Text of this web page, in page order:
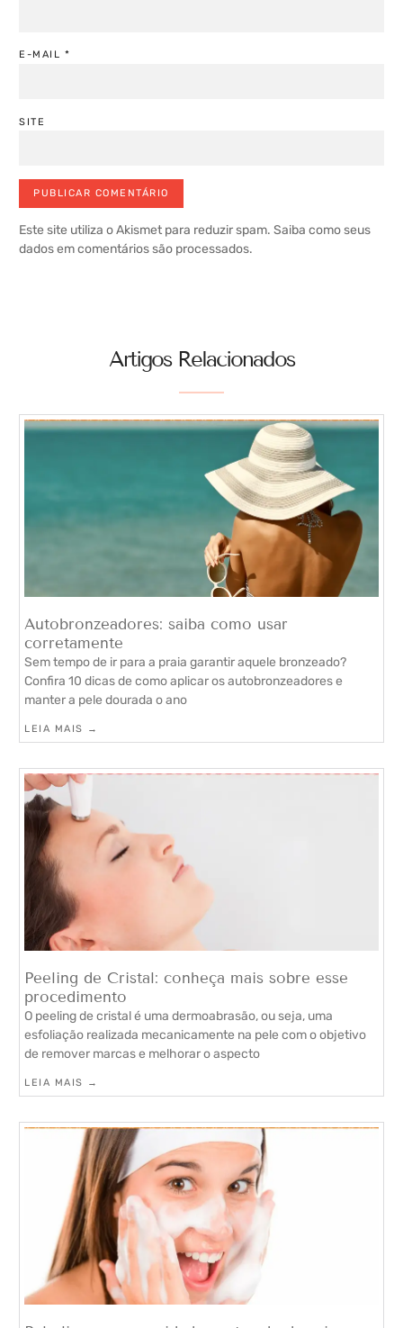
E-MAIL *
SITE
Este site utiliza o Akismet para reduzir spam. Saiba como seus
dados em comentários são processados.
Artigos Relacionados
Autobronzeadores: saiba como usar
corretamente
Sem tempo de ir para a praia garantir aquele bronzeado?
Confira 10 dicas de como aplicar os autobronzeadores e
manter a pele dourada o ano
LEIA MAIS →
Peeling de Cristal: conheça mais sobre esse
procedimento
O peeling de cristal é uma dermoabrasão, ou seja, uma
esfoliação realizada mecanicamente na pele com o objetivo
de remover marcas e melhorar o aspecto
LEIA MAIS →